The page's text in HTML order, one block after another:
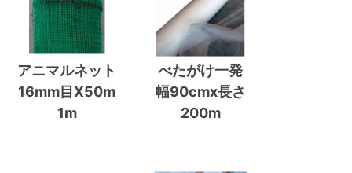
アニマルネット
16mm目X50m
1m
べたがけ一発
幅90cmx長さ
200m